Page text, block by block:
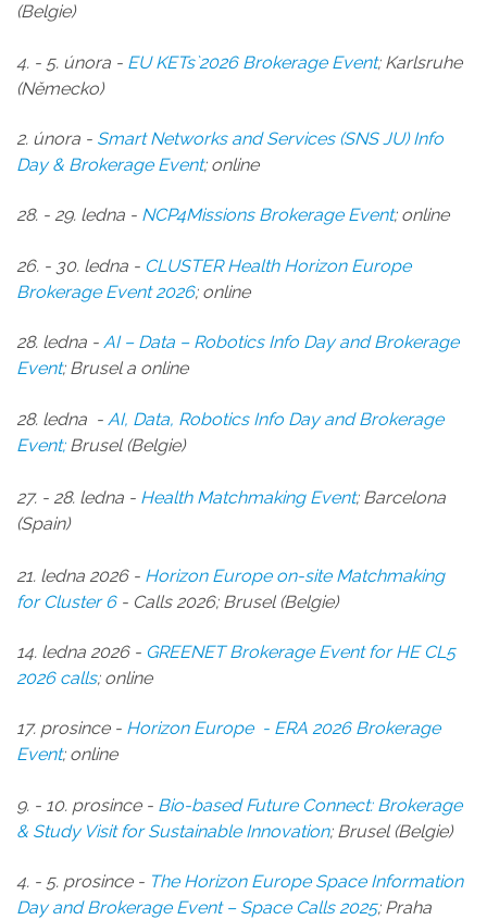
(Belgie)
4. - 5. února - EU KETs`2026 Brokerage Event; Karlsruhe
(Německo)
2. února - Smart Networks and Services (SNS JU) Info
Day & Brokerage Event; online
28. - 29. ledna - NCP4MissionsBrokerage Event; online
26. - 30. ledna - CLUSTER Health Horizon Europe
Brokerage Event 2026; online
28. ledna - AI – Data – Robotics Info Day and Brokerage
Event; Brusel a online
28. ledna - AI, Data, Robotics Info Day and Brokerage
Event; Brusel (Belgie)
27. - 28. ledna - Health Matchmaking Event; Barcelona
(Spain)
21. ledna 2026 - Horizon Europe on-site Matchmaking
for Cluster 6- Calls 2026; Brusel (Belgie)
14. ledna 2026 - GREENET Brokerage Event for HE CL5
2026 calls; online
17. prosince - Horizon Europe - ERA 2026 Brokerage
Event; online
9. - 10. prosince - Bio-based Future Connect: Brokerage
& Study Visit for Sustainable Innovation; Brusel (Belgie)
4. - 5. prosince - The Horizon Europe Space Information
Day and Brokerage Event – Space Calls 2025; Praha